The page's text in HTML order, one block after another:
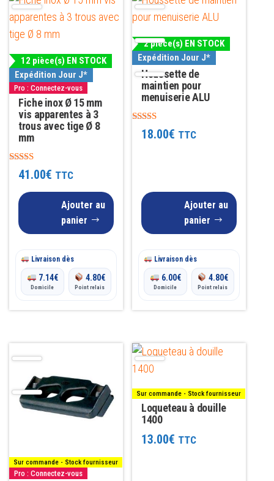
12 pièce(s) EN STOCK
Expédition Jour J*
Pro : Connectez-vous
Fiche inox Ø 15 mm
vis apparentes à 3
trous avec tige Ø 8
mm
Note
4.0041.00€ TTC
Ajouter au
panier
Livraison dès
7.14€
Domicile
4.80€
Point relais
2 pièce(s) EN STOCK
Expédition Jour J*
Houssette de
maintien pour
menuiserie ALU
Note
4.75
18.00€ TTC
Ajouter au
panier
Livraison dès
6.00€
Domicile
4.80€
Point relais
Sur commande - Stock fournisseur
Pro : Connectez-vous
Sur commande - Stock fournisseur
Loqueteau à douille
1400
13.00€ TTC